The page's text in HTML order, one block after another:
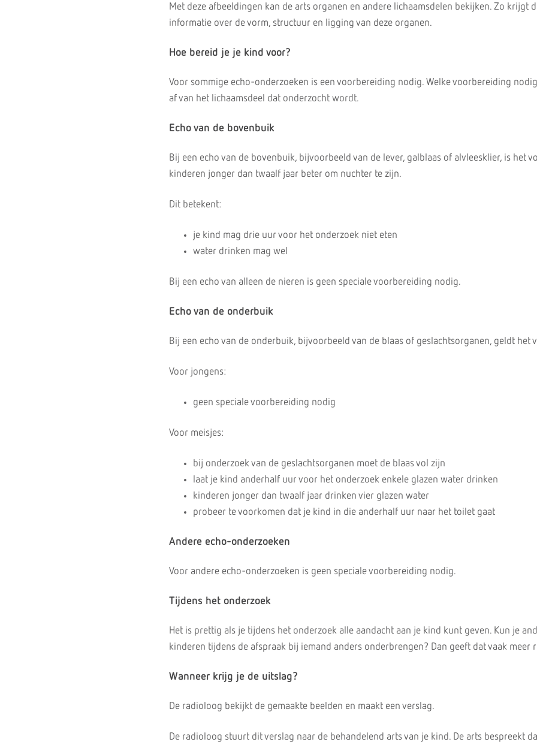
Met deze afbeeldingen kan de arts organen en andere lichaamsdelen bekijken. Zo krijgt
informatie over de vorm, structuur en ligging van deze organen.
Hoe bereid je je kind voor?
Voor sommige echo-onderzoeken is een voorbereiding nodig. Welke voorbereiding
af van het lichaamsdeel dat onderzocht wordt.
Echo van de bovenbuik
Bij een echo van de bovenbuik, bijvoorbeeld van de lever, galblaas of alvleesklier, is het
kinderen jonger dan twaalf jaar beter om nuchter te zijn.
Dit betekent:
je kind mag drie uur voor het onderzoek niet eten
water drinken mag wel
Bij een echo van alleen de nieren is geen speciale voorbereiding nodig.
Echo van de onderbuik
Bij een echo van de onderbuik, bijvoorbeeld van de blaas of geslachtsorganen, geldt het
Voor jongens:
geen speciale voorbereiding nodig
Voor meisjes:
bij onderzoek van de geslachtsorganen moet de blaas vol zijn
laat je kind anderhalf uur voor het onderzoek enkele glazen water drinken
kinderen jonger dan twaalf jaar drinken vier glazen water
probeer te voorkomen dat je kind in die anderhalf uur naar het toilet gaat
Andere echo-onderzoeken
Voor andere echo-onderzoeken is geen speciale voorbereiding nodig.
Tijdens het onderzoek
Het is prettig als je tijdens het onderzoek alle aandacht aan je kind kunt geven. Kun je
kinderen tijdens de afspraak bij iemand anders onderbrengen? Dan geeft dat vaak meer
Wanneer krijg je de uitslag?
De radioloog bekijkt de gemaakte beelden en maakt een verslag.
De radioloog stuurt dit verslag naar de behandelend arts van je kind. De arts bespreekt